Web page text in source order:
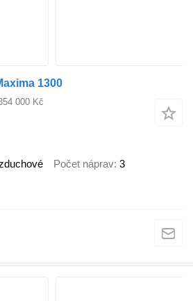
1300
000 Kč
Počet náprav 3